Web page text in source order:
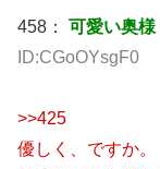
458： 可愛い奥様
ID:CGoOYsgF0
>>425
優しく、ですか。